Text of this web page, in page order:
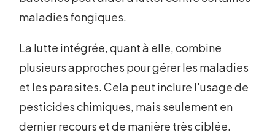
maladies fongiques.
La lutte intégrée, quant à elle, combine
plusieurs approches pour gérer les maladies
et les parasites. Cela peut inclure l'usage de
pesticides chimiques, mais seulement en
dernier recours et de manière très ciblée.